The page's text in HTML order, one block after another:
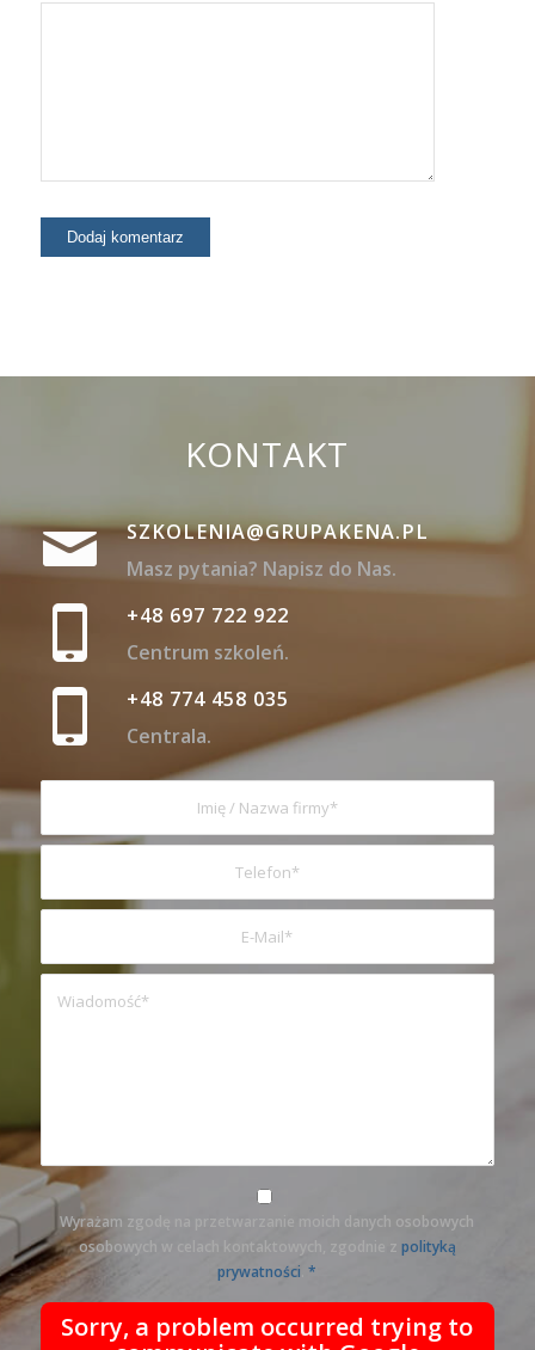
KONTAKT
SZKOLENIA@GRUPAKENA.PL
Masz pytania? Napisz do Nas.
+48 697 722 922
Centrum szkoleń.
+48 774 458 035
Centrala.
Wyrażam zgodę na przetwarzanie moich danych osobowych
osobowych w celach kontaktowych, zgodnie z polityką
prywatności .*
Sorry, a problem occurred trying to